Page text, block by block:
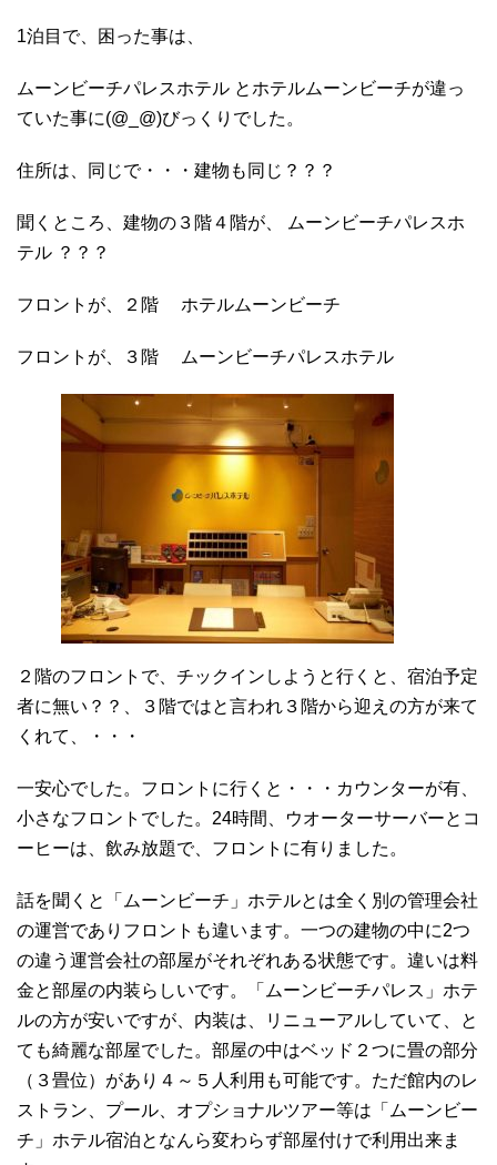
1泊目で、困った事は、
ムーンビーチパレスホテル とホテルムーンビーチが違っ
ていた事に(@_@)びっくりでした。
住所は、同じで・・・建物も同じ？？？
聞くところ、建物の３階４階が、 ムーンビーチパレスホ
テル ？？？
フロントが、２階 ホテルムーンビーチ
フロントが、３階 ムーンビーチパレスホテル
２階のフロントで、チックインしようと行くと、宿泊予定
者に無い？？、３階ではと言われ３階から迎えの方が来て
くれて、・・・
一安心でした。フロントに行くと・・・カウンターが有、
小さなフロントでした。24時間、ウオーターサーバーとコ
ーヒーは、飲み放題で、フロントに有りました。
話を聞くと「ムーンビーチ」ホテルとは全く別の管理会社
の運営でありフロントも違います。一つの建物の中に2つ
の違う運営会社の部屋がそれぞれある状態です。違いは料
金と部屋の内装らしいです。「ムーンビーチパレス」ホテ
ルの方が安いですが、内装は、リニューアルしていて、と
ても綺麗な部屋でした。部屋の中はベッド２つに畳の部分
（３畳位）があり４～５人利用も可能です。ただ館内のレ
ストラン、プール、オプショナルツアー等は「ムーンビー
チ」ホテル宿泊となんら変わらず部屋付けで利用出来ま